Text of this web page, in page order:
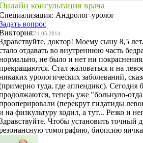
консультация врача
Андролог-уролог
вопрос
31.05.2014
доктор! Моему сыну 8,5
отдавать во внутреннюю часть
не было и нет ни
Стал жаловаться и на
урологических заболеваний,
туда, где аппендикс).
теперь уже "больнуло-
(перекрут гидатиды
на физкультуру ходил, а тут... Резко и
Чтобы установить точный
томографию, биопсию